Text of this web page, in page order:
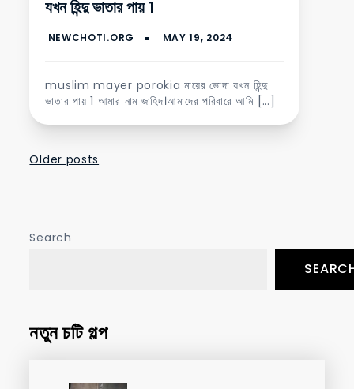
যখন হিন্দু ভাতার পায় 1
muslim mayer porokia মায়ের ভোদা যখন হিন্দু
ভাতার পায় 1 আমার নাম জাহিদ।আমাদের পরিবারে আমি […]
Posts
Older posts
Search
নতুন চটি গল্প